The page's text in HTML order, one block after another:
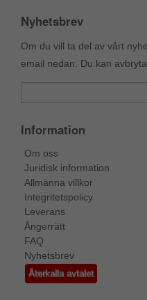
Nyhetsbrev
Om du vill ta del av vårt
email nedan. Du kan
Information
Om oss
Juridisk information
Allmänna villkor
Integritetspolicy
Leverans
Ångerrätt
FAQ
Nyhetsbrev
Återkalla avtalet